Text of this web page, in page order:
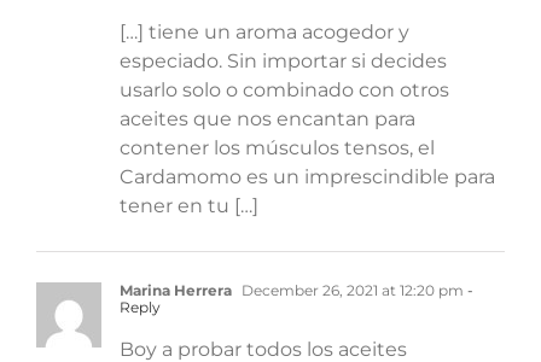
[…] tiene un aroma acogedor y
especiado. Sin importar si decides
usarlo solo o combinado con otros
aceites que nos encantan para
contener los músculos tensos, el
Cardamomo es un imprescindible para
tener en tu […]
Marina Herrera December 26, 2021 at 12:20 pm -
Reply
Boy a probar todos los aceites